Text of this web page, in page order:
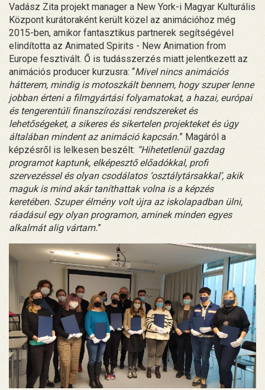
Vadász Zita projekt manager a New York-i Magyar Kulturális
Központ kurátoraként került közel az animációhoz még
2015-ben, amikor fantasztikus partnerek segítségével
elindította az Animated Spirits - New Animation from
Europe fesztivált. Ő is tudásszerzés miatt jelentkezett az
animációs producer kurzusra: “Mivel nincs animációs
hátterem, mindig is motoszkált bennem, hogy szuper lenne
jobban érteni a filmgyártási folyamatokat, a hazai, európai
és tengerentúli finanszírozási rendszereket és
lehetőségeket, a sikeres és sikertelen projekteket és úgy
általában mindent az animáció kapcsán.” Magáról a
képzésről is lelkesen beszélt: “Hihetetlenül gazdag
programot kaptunk, elképesztő előadókkal, profi
szervezéssel és olyan csodálatos ‘osztálytársakkal’, akik
maguk is mind akár taníthattak volna is a képzés
keretében. Szuper élmény volt újra az iskolapadban ülni,
ráadásul egy olyan programon, aminek minden egyes
alkalmát alig vártam.”